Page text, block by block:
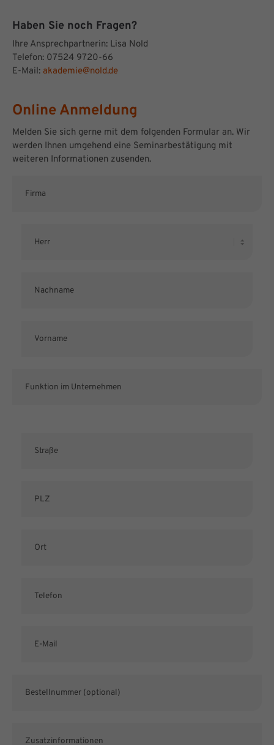
Haben Sie noch Fragen?
Ihre Ansprechpartnerin: Lisa Nold
Telefon: 07524 9720-66
E-Mail: akademie@nold.de
Online Anmeldung
Melden Sie sich gerne mit dem folgenden Formular an. Wir
werden Ihnen umgehend eine Seminarbestätigung mit
weiteren Informationen zusenden.